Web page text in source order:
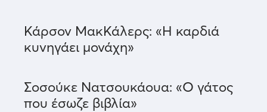
Κάρσον ΜακΚάλερς: «Η καρδιά
κυνηγάει μονάχη»
Σοσούκε Νατσουκάουα: «Ο γάτος
που έσωζε βιβλία»